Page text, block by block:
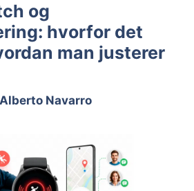
og
hvorfor det
man justerer
Alberto Navarro